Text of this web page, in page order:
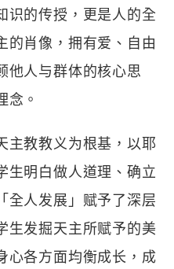
的传授，更是人的全
的肖像，拥有爱、自由
他人与群体的核心思
念。
主教教义为根基，以耶
生明白做人道理、确立
全人发展」赋予了深层
生发掘天主所赋予的美
心各方面均衡成长，成